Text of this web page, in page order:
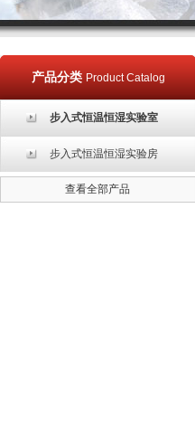
产品分类 Product Catalog
步入式恒温恒湿实验室
步入式恒温恒湿实验房
查看全部产品